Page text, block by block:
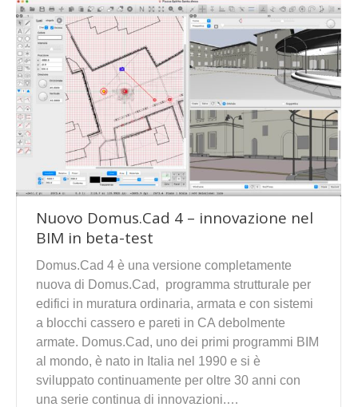
Nuovo Domus.Cad 4 – innovazione nel
BIM in beta-test
Domus.Cad 4 è una versione completamente
nuova di Domus.Cad, programma strutturale per
edifici in muratura ordinaria, armata e con sistemi
a blocchi cassero e pareti in CA debolmente
armate. Domus.Cad, uno dei primi programmi BIM
al mondo, è nato in Italia nel 1990 e si è
sviluppato continuamente per oltre 30 anni con
una serie continua di innovazioni.…